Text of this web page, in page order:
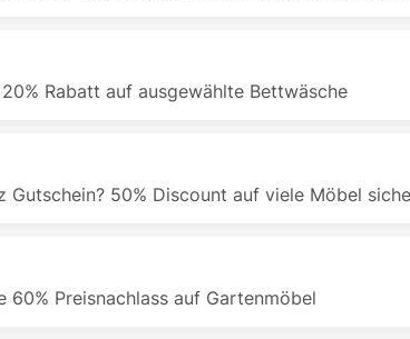
Rabatt auf ausgewählte Bettwäsche
Gutschein? 50% Discount auf viele Möbel
60% Preisnachlass auf Gartenmöbel